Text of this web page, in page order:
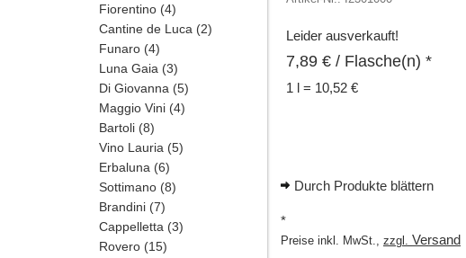
Fiorentino (4)
Cantine de Luca (2)
Funaro (4)
Luna Gaia (3)
Di Giovanna (5)
Maggio Vini (4)
Bartoli (8)
Vino Lauria (5)
Erbaluna (6)
Sottimano (8)
Brandini (7)
Cappelletta (3)
Rovero (15)
Leider ausverkauft!
7,89 € / Flasche(n) *
1 l = 10,52 €
Durch Produkte blättern
*
Preise inkl. MwSt., zzgl. Versand